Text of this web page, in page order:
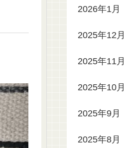
2026年1月
2025年12月
2025年11月
2025年10月
2025年9月
2025年8月